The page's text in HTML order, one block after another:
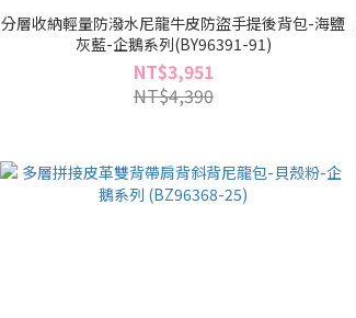
分層收納輕量防潑水尼龍牛皮防盜手提後背包-海鹽
灰藍-企鵝系列(BY96391-91)
NT$3,951
NT$4,390